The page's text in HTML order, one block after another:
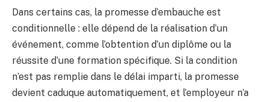
Dans certains cas, la promesse d’embauche est
conditionnelle : elle dépend de la réalisation d’un
événement, comme l’obtention d’un diplôme ou la
réussite d’une formation spécifique. Si la condition
n’est pas remplie dans le délai imparti, la promesse
devient caduque automatiquement, et l’employeur n’a